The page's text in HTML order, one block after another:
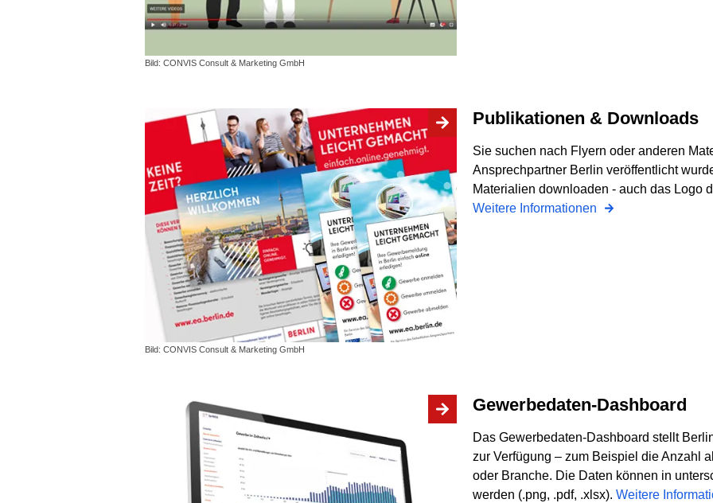
Bild: CONVIS Consult & Marketing GmbH
Bild: CONVIS Consult & Marketing GmbH
Publikationen & Downloads
Sie suchen nach Flyern oder anderen
Ansprechpartner Berlin veröffentlicht
Materialien downloaden - auch das Logo
Weitere Informationen
Gewerbedaten-Dashboard
Das Gewerbedaten-Dashboard stellt
zur Verfügung – zum Beispiel die Anzahl
oder Branche. Die Daten können in
werden (.png, .pdf, .xlsx). Weitere